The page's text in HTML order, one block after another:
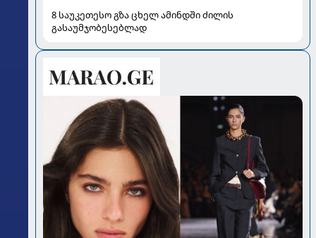
8 საუკეთესო გზა ცხელ ამინდში ძილის
გასაუმჯობესებლად